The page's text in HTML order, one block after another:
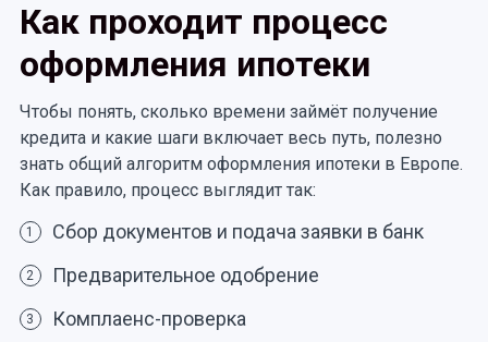
Как проходит процесс
оформления ипотеки
Чтобы понять, сколько времени займёт получение
кредита и какие шаги включает весь путь, полезно
знать общий алгоритм оформления ипотеки в Европе.
Как правило, процесс выглядит так:
1 Сбор документов и подача заявки в банк
2 Предварительное одобрение
3 Комплаенс-проверка